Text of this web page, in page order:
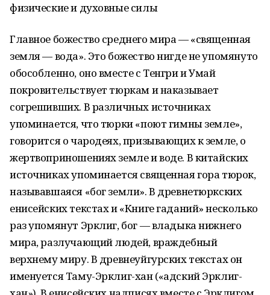
физические и духовные силы
Главное божество среднего мира — «священная
земля — вода». Это божество нигде не упомянуто
обособленно, оно вместе с Тенгри и Умай
покровительствует тюркам и наказывает
согрешивших. В различных источниках
упоминается, что тюрки «поют гимны земле»,
говорится о чародеях, призывающих к земле, о
жертвоприношениях земле и воде. В китайских
источниках упоминается священная гора тюрок,
называвшаяся «бог земли». В древнетюркских
енисейских текстах и «Книге гаданий» несколько
раз упомянут Эрклиг, бог — владыка нижнего
мира, разлучающий людей, враждебный
верхнему миру. В древнеуйгурских текстах он
именуется Таму-Эрклиг-хан («адский Эрклиг-